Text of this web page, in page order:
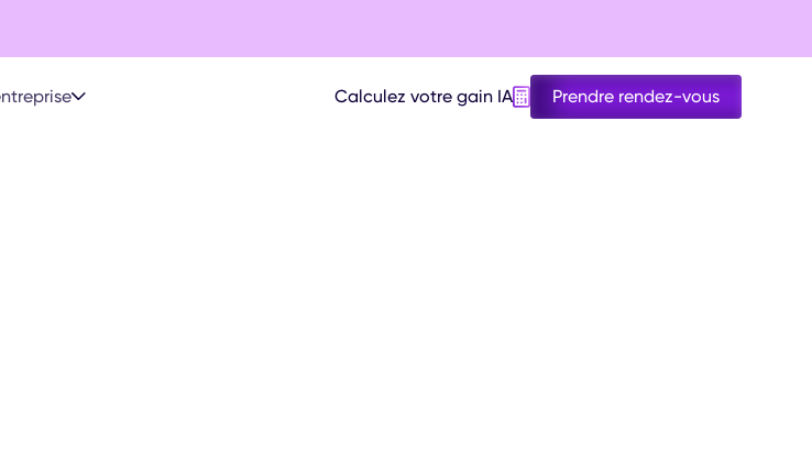
Calculez votre gain IA Prendre rendez-vous